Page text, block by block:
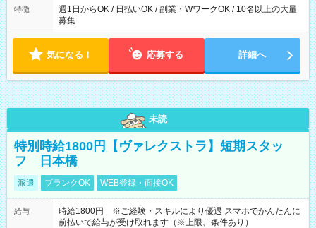
特徴
週1日からOK / 日払いOK / 副業・WワークOK / 10名以上の大量
募集
気になる！ 応募する 詳細へ
未読
特別時給1800円【ヴァレクストラ】短期スタッ
フ 日本橋
派遣 ブランクOK WEB登録・面接OK
給与
時給1800円 ※ご経験・スキルにより優遇 スマホでかんたんに
前払いで給与が受け取れます（※上限、条件あり）